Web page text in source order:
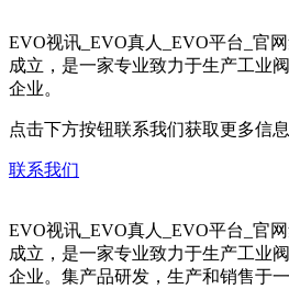
EVO视讯_EVO真人_EVO平台_官
成立，是一家专业致力于生产工业
企业。
点击下方按钮联系我们获取更多信息
联系我们
EVO视讯_EVO真人_EVO平台_官
成立，是一家专业致力于生产工业
企业。集产品研发，生产和销售于